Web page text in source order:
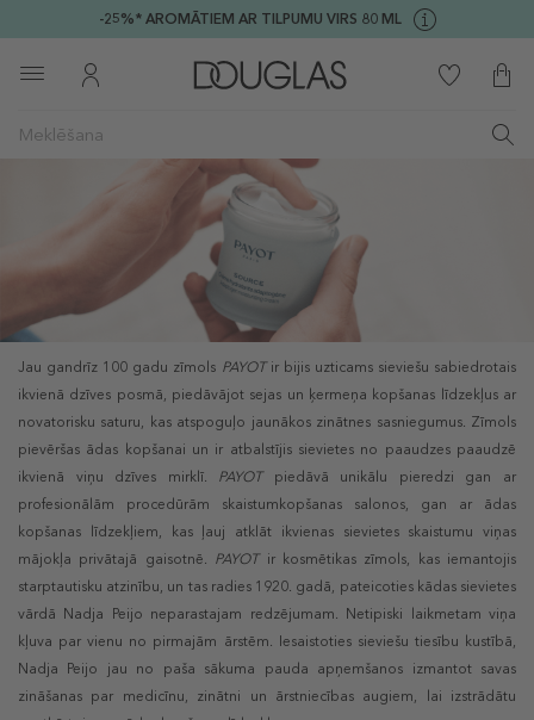
-25%* AROMĀTIEM AR TILPUMU VIRS 80 ML
Jau gandrīz 100 gadu zīmols PAYOTir bijis uzticams sieviešu sabiedrotais
ikvienā dzīves posmā, piedāvājot sejas un ķermeņa kopšanas līdzekļus ar
novatorisku saturu, kas atspoguļo jaunākos zinātnes sasniegumus. Zīmols
pievēršas ādas kopšanai un ir atbalstījis sievietes no paaudzes paaudzē
ikvienā viņu dzīves mirklī. PAYOTpiedāvā unikālu pieredzi gan ar
profesionālām procedūrām skaistumkopšanas salonos, gan ar ādas
kopšanas līdzekļiem, kas ļauj atklāt ikvienas sievietes skaistumu viņas
mājokļa privātajā gaisotnē. PAYOTir kosmētikas zīmols, kas iemantojis
starptautisku atzinību, un tas radies 1920. gadā, pateicoties kādas sievietes
vārdā Nadja Peijo neparastajam redzējumam. Netipiski laikmetam viņa
kļuva par vienu no pirmajām ārstēm. Iesaistoties sieviešu tiesību kustībā,
Nadja Peijo jau no paša sākuma pauda apņemšanos izmantot savas
zināšanas par medicīnu, zinātni un ārstniecības augiem, lai izstrādātu